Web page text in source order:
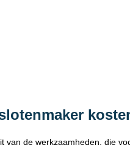
van de werkzaamheden, die